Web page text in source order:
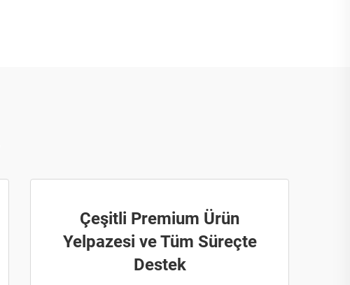
Çeşitli Premium Ürün
Yelpazesi ve Tüm Süreçte
Destek